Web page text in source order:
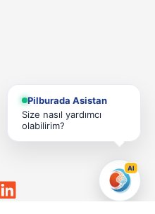
Pilburada Asistan
Size nasıl yardımcı
olabilirim?
AI